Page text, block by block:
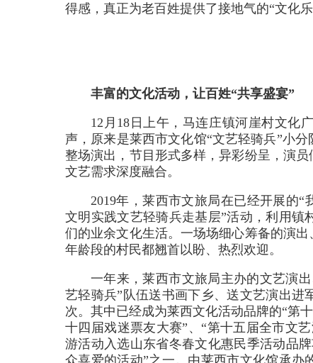
得感，真正为老百姓提供了接地气的“文化乐
丰富的文化活动，让百姓“共享盛宴”
12月18日上午，马连庄镇河崖村文化
声，原来是莱西市文化馆“文艺轻骑兵”小
整场演出，节目形式多样，异彩纷呈，演
文艺需求深度融合。
2019年，莱西市文旅局在已经开展的
文明实践文艺轻骑兵走基层”活动，利用
们的业余文化生活。一场场细心筹备的演
年龄段的村民都翘首以盼、热烈欢迎。
一年来，莱西市文旅局主办的文艺演
艺轻骑兵”队伍送书画下乡、送文艺演出进
次。其中已经成为莱西文化活动品牌的“第
十四届戏迷票友大赛”、“第十五届全市文
游活动入选山东省冬春文化惠民季活动品
众喜爱的活动”之一。由莱西市文化馆承